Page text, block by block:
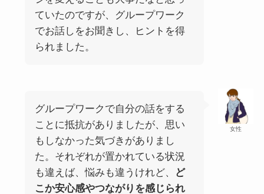
ていたのですが、グループワーク
でお話しをお聞きし、ヒントを得
られました。
女性
グループワークで自分の話をする
ことに抵抗がありましたが、思い
もしなかった気づきがありまし
た。それぞれが置かれている状況
も違えば、悩みも違うけれど、
ど
こか安心感やつながりを感じられ